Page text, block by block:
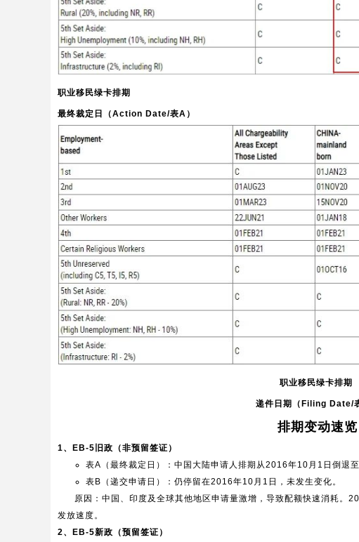
职业移民绿卡排期
最终裁定日（Action Date/表A）
职业移民绿卡排期
递件日期（Filing Date/
排期变动速览
1、EB-5旧政（非预留签证）
表A（最终裁定日）：中国大陆申请人排期从2016年10月1日倒退
表B（递交申请日）：仍停留在2016年10月1日，未发生变化。
原因：中国、印度及全球其他地区申请量激增，导致配额快速消耗。
发放速度。
2、EB-5新政（预留签证）